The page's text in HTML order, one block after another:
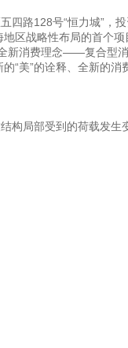
路128号“恒力城”，
区战略性布局的首个
新消费理念——复合型
“美”的诠释、全新的
局部受到的荷载发生